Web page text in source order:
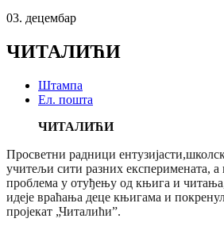
03. децембар
ЧИТАЛИЋИ
Штампа
Ел. пошта
ЧИТАЛИЋИ
Просветни радници
учитељи сити разних експеримената,
проблема у отуђењу од књига и
идеје враћања деце књигама и
пројекат „Читалићи”.